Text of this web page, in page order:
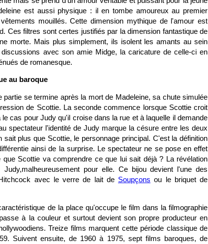
est aussi physique : il en tombe amoureux au premier
mouillés. Cette dimension mythique de l'amour est
Ces filtres sont certes justifiés par la dimension fantastique de
morte. Mais plus simplement, ils isolent les amants au sein
avec son amie Midge, la caricature de celle-ci en
de romanesque.
au baroque
partie se termine après la mort de Madeleine, sa chute simulée
de Scottie. La seconde commence lorsque Scottie croit
cas pour Judy qu'il croise dans la rue et à laquelle il demande
spectateur l'identité de Judy marque la césure entre les deux
plus que Scottie, le personnage principal. C'est la définition
ainsi de la surprise. Le spectateur ne se pose en effet
Scottie va comprendre ce que lui sait déjà ? La révélation
pour elle. Ce bijou devient l'une des
avec le verre de lait de Soupçons ou le briquet de
de la place qu'occupe le film dans la filmographie
à la couleur et surtout devient son propre producteur en
Treize films marquent cette période classique de
Suivent ensuite, de 1960 à 1975, sept films baroques, de